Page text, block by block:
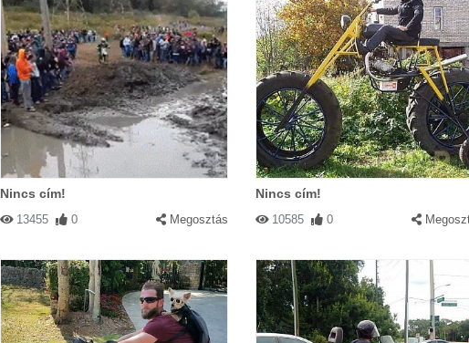
Nincs cím!
13455 0 Megosztás
Nincs cím!
10585 0